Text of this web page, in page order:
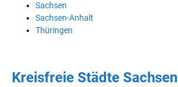
Sachsen
Sachsen-Anhalt
Thüringen
Kreisfreie Städte Sachsen